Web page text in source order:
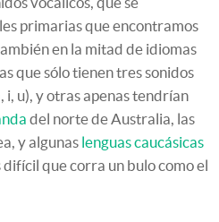
primarias que encontramos
en la mitad de idiomas
que sólo tienen tres sonidos
i, u), y otras apenas tendrían
del norte de Australia, las
y algunas lenguas caucásicas
difícil que corra un bulo como el